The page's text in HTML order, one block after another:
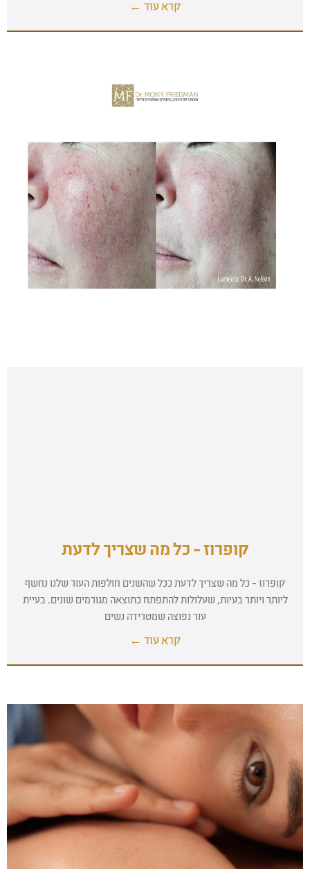
קרא עוד ←
קופרוז – כל מה שצריך לדעת
קופרוז – כל מה שצריך לדעת ככל שהשנים חולפות העור שלנו נחשף
ליותר ויותר בעיות, שעלולות להתפתח כתוצאה מגורמים שונים. בעיית
עור נפוצה שמטרידה נשים
קרא עוד ←